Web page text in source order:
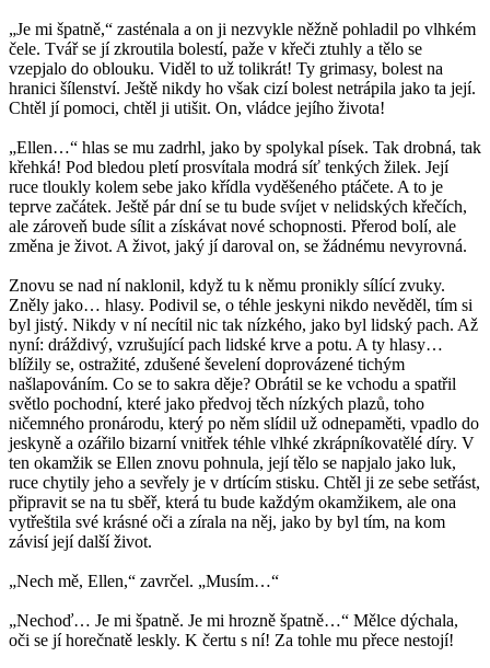
„Je mi špatně,“ zasténala a on ji nezvykle něžně pohladil po vlhkém
čele. Tvář se jí zkroutila bolestí, paže v křeči ztuhly a tělo se
vzepjalo do oblouku. Viděl to už tolikrát! Ty grimasy, bolest na
hranici šílenství. Ještě nikdy ho však cizí bolest netrápila jako ta její.
Chtěl jí pomoci, chtěl ji utišit. On, vládce jejího života!
„Ellen…“ hlas se mu zadrhl, jako by spolykal písek. Tak drobná, tak
křehká! Pod bledou pletí prosvítala modrá síť tenkých žilek. Její
ruce tloukly kolem sebe jako křídla vyděšeného ptáčete. A to je
teprve začátek. Ještě pár dní se tu bude svíjet v nelidských křečích,
ale zároveň bude sílit a získávat nové schopnosti. Přerod bolí, ale
změna je život. A život, jaký jí daroval on, se žádnému nevyrovná.
Znovu se nad ní naklonil, když tu k němu pronikly sílící zvuky.
Zněly jako… hlasy. Podivil se, o téhle jeskyni nikdo nevěděl, tím si
byl jistý. Nikdy v ní necítil nic tak nízkého, jako byl lidský pach. Až
nyní: dráždivý, vzrušující pach lidské krve a potu. A ty hlasy…
blížily se, ostražité, zdušené ševelení doprovázené tichým
našlapováním. Co se to sakra děje? Obrátil se ke vchodu a spatřil
světlo pochodní, které jako předvoj těch nízkých plazů, toho
ničemného pronárodu, který po něm slídil už odnepaměti, vpadlo do
jeskyně a ozářilo bizarní vnitřek téhle vlhké zkrápníkovatělé díry. V
ten okamžik se Ellen znovu pohnula, její tělo se napjalo jako luk,
ruce chytily jeho a sevřely je v drtícím stisku. Chtěl ji ze sebe setřást,
připravit se na tu sběř, která tu bude každým okamžikem, ale ona
vytřeštila své krásné oči a zírala na něj, jako by byl tím, na kom
závisí její další život.
„Nech mě, Ellen,“ zavrčel. „Musím…“
„Nechoď… Je mi špatně. Je mi hrozně špatně…“ Mělce dýchala,
oči se jí horečnatě leskly. K čertu s ní! Za tohle mu přece nestojí!